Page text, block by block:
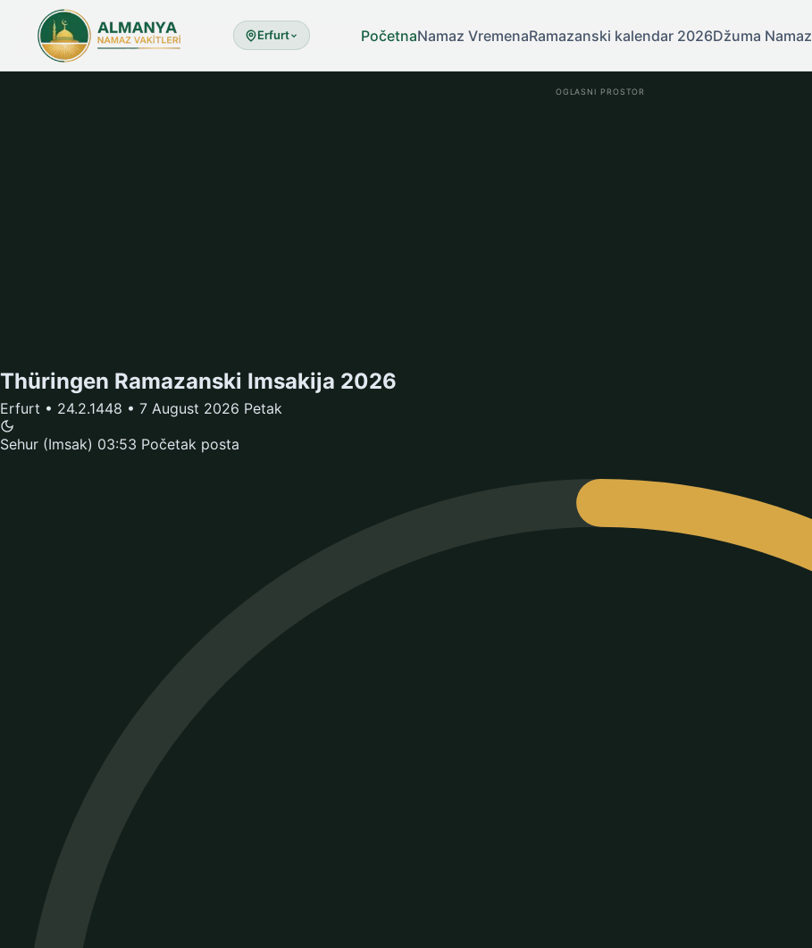
Erfurt PočetnaNamaz VremenaRamazanski kalendar 2026Džuma Namaz
OGLASNI PROSTOR
Thüringen Ramazanski Imsakija 2026
Erfurt • 24.2.1448 • 7 August 2026 Petak
Sehur (Imsak) 03:53 Početak posta